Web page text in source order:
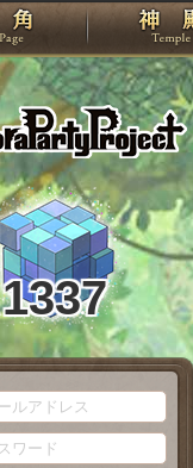
TOP
1337